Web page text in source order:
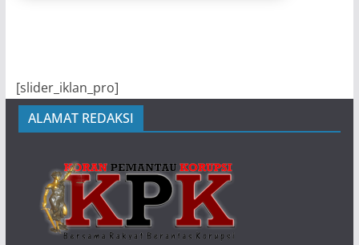
[slider_iklan_pro]
ALAMAT REDAKSI